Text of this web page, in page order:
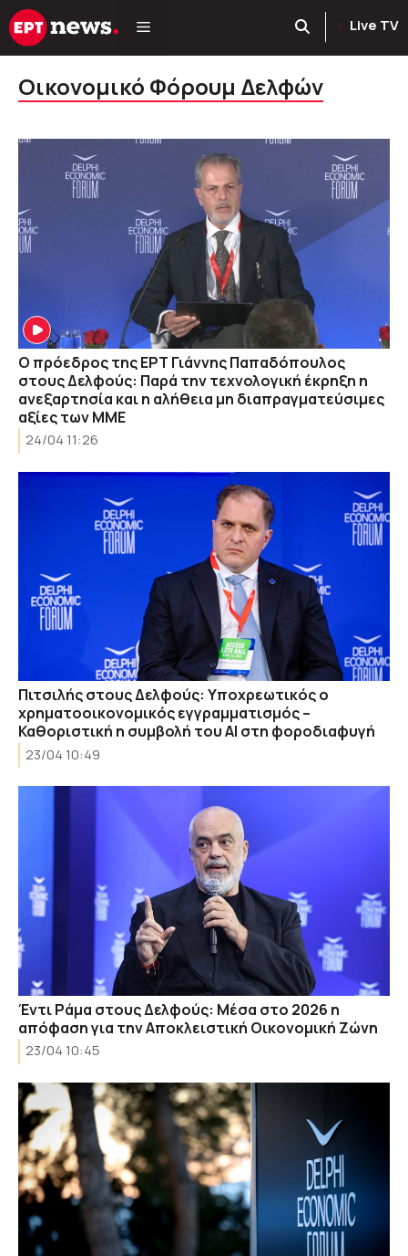
Μετάβαση
σε
Live TV
Οικονομικό Φόρουμ Δελφών
O πρόεδρος της ΕΡΤ Γιάννης Παπαδόπουλος
στoυς Δελφούς: Παρά την τεχνολογική έκρηξη η
ανεξαρτησία και η αλήθεια μη διαπραγματεύσιμες
αξίες των ΜΜΕ
24/04 11:26
Πιτσιλής στους Δελφούς: Υποχρεωτικός ο
χρηματοοικονομικός εγγραμματισμός –
Καθοριστική η συμβολή του AI στη φοροδιαφυγή
23/04 10:49
Έντι Ράμα στους Δελφούς: Μέσα στο 2026 η
απόφαση για την Αποκλειστική Οικονομική Ζώνη
23/04 10:45